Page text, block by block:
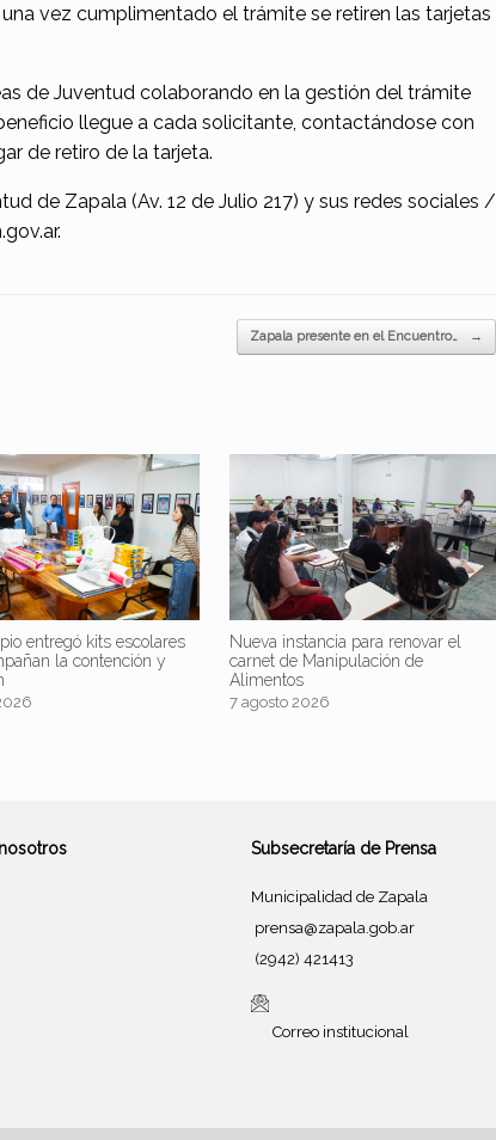
vez cumplimentado el trámite se retiren las tarjetas
de Juventud colaborando en la gestión del trámite
llegue a cada solicitante, contactándose con
de retiro de la tarjeta.
de Zapala (Av. 12 de Julio 217) y sus redes sociales /
Zapala presente en el Encuentro… →
entregó kits escolares
la contención y
Nueva instancia para renovar el
carnet de Manipulación de
Alimentos
7 agosto 2026
Subsecretaría de Prensa
Municipalidad de Zapala
prensa@zapala.gob.ar
(2942) 421413
Correo institucional